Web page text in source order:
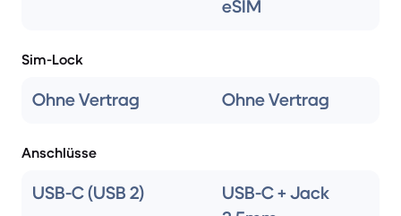
eSIM
Sim-Lock
Ohne Vertrag Ohne Vertrag
Anschlüsse
USB-C (USB 2)
USB-C + Jack